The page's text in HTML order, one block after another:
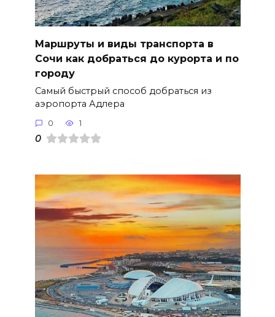
Маршруты и виды транспорта в
Сочи как добраться до курорта и по
городу
Самый быстрый способ добраться из
аэропорта Адлера
0 1
0